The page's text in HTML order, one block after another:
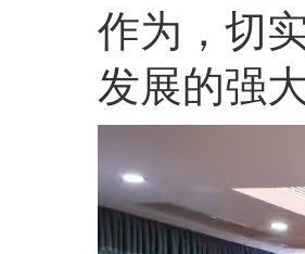
作为，切
发展的强